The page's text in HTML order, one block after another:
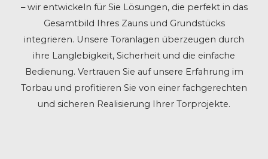
– wir entwickeln für Sie Lösungen, die perfekt in das
Gesamtbild Ihres Zauns und Grundstücks
integrieren. Unsere Toranlagen überzeugen durch
ihre Langlebigkeit, Sicherheit und die einfache
Bedienung. Vertrauen Sie auf unsere Erfahrung im
Torbau und profitieren Sie von einer fachgerechten
und sicheren Realisierung Ihrer Torprojekte.